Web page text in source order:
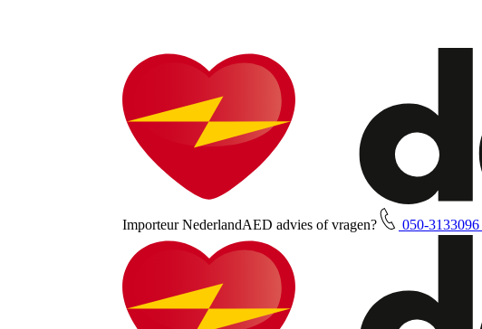
Importeur NederlandAED advies of vragen? 050-3133096